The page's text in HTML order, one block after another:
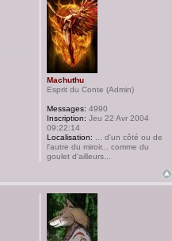
Machuthu
Esprit du Conte (Admin)
Messages: 4990
Inscription: Jeu 22 Avr 2004
09:22:14
Localisation: ... d'un côté ou de
l'autre du miroir... comme du
goulet d'ailleurs...